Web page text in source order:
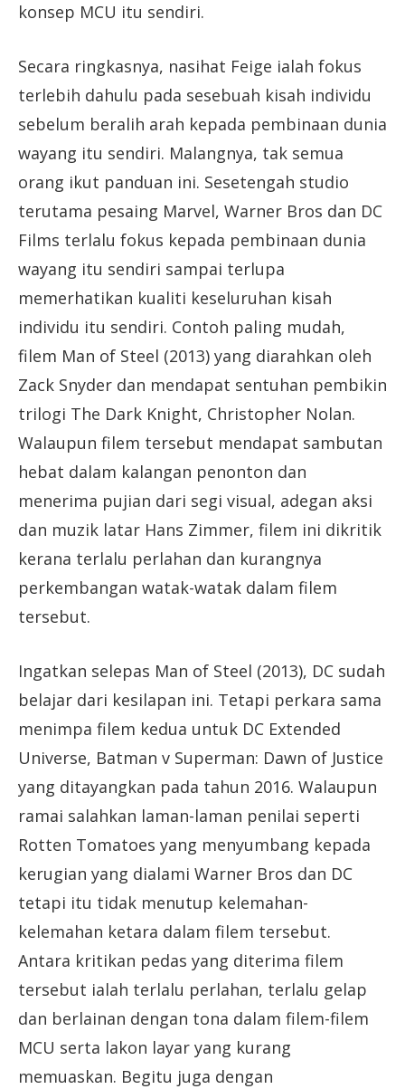
konsep MCU itu sendiri.
Secara ringkasnya, nasihat Feige ialah fokus
terlebih dahulu pada sesebuah kisah individu
sebelum beralih arah kepada pembinaan dunia
wayang itu sendiri. Malangnya, tak semua
orang ikut panduan ini. Sesetengah studio
terutama pesaing Marvel, Warner Bros dan DC
Films terlalu fokus kepada pembinaan dunia
wayang itu sendiri sampai terlupa
memerhatikan kualiti keseluruhan kisah
individu itu sendiri. Contoh paling mudah,
filem Man of Steel (2013) yang diarahkan oleh
Zack Snyder dan mendapat sentuhan pembikin
trilogi The Dark Knight, Christopher Nolan.
Walaupun filem tersebut mendapat sambutan
hebat dalam kalangan penonton dan
menerima pujian dari segi visual, adegan aksi
dan muzik latar Hans Zimmer, filem ini dikritik
kerana terlalu perlahan dan kurangnya
perkembangan watak-watak dalam filem
tersebut.
Ingatkan selepas Man of Steel (2013), DC sudah
belajar dari kesilapan ini. Tetapi perkara sama
menimpa filem kedua untuk DC Extended
Universe, Batman v Superman: Dawn of Justice
yang ditayangkan pada tahun 2016. Walaupun
ramai salahkan laman-laman penilai seperti
Rotten Tomatoes yang menyumbang kepada
kerugian yang dialami Warner Bros dan DC
tetapi itu tidak menutup kelemahan-
kelemahan ketara dalam filem tersebut.
Antara kritikan pedas yang diterima filem
tersebut ialah terlalu perlahan, terlalu gelap
dan berlainan dengan tona dalam filem-filem
MCU serta lakon layar yang kurang
memuaskan. Begitu juga dengan